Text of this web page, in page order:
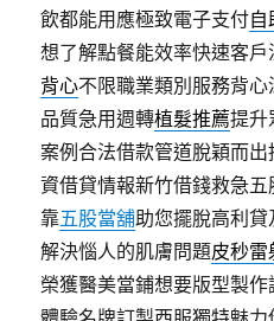
飲都能用應極致電子支付
想了解點餐能效率快速客
背心不限職業類別服務背
品質急用週轉植髮推薦提升
案例合法借款管道脫穎而出
資借貸情報新竹借錢救急
靠五股當舖助您擺脫高利
解決惱人的肌膚問題皮秒雷
榮獲醫美當鋪想要版型製